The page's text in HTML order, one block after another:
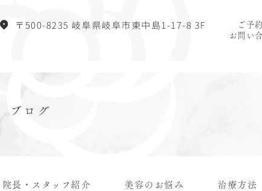
〒500-8235 岐阜県岐阜市東中島1-17-8 3F
ご予
お問い
ブログ
院長・スタッフ紹介 美容のお悩み 治療方法